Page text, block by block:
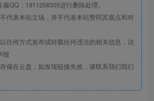
QQ：1911258305进行删除处理。
代表本站立场，并不代表本站赞同其观点和对
任何方式发布或转载任何违法的相关信息，访
报
储在云盘，如发现链接失效，请联系我们我们